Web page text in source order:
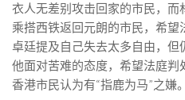
衣人无差别攻击回家的市民，
乘搭西铁返回元朗的市民，希望
卓廷提及自己失去太多自由，
他面对苦难的态度，希望法庭
香港市民认为有“指鹿为马”之嫌。